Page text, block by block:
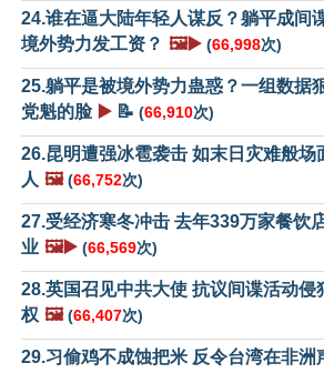
24.谁在逼大陆年轻人谋反？躺平成间
境外势力发工资？ 🖼️▶️ (66,998次)
25.躺平是被境外势力蛊惑？一组数据
党魁的脸 ▶️ 📝 (66,910次)
26.昆明遭强冰雹袭击 如末日灾难般场
人 🖼️ (66,752次)
27.受经济寒冬冲击 去年339万家餐饮
业 🖼️▶️ (66,569次)
28.英国召见中共大使 抗议间谍活动侵
权 🖼️ (66,407次)
29.习偷鸡不成蚀把米 反令台湾在非洲